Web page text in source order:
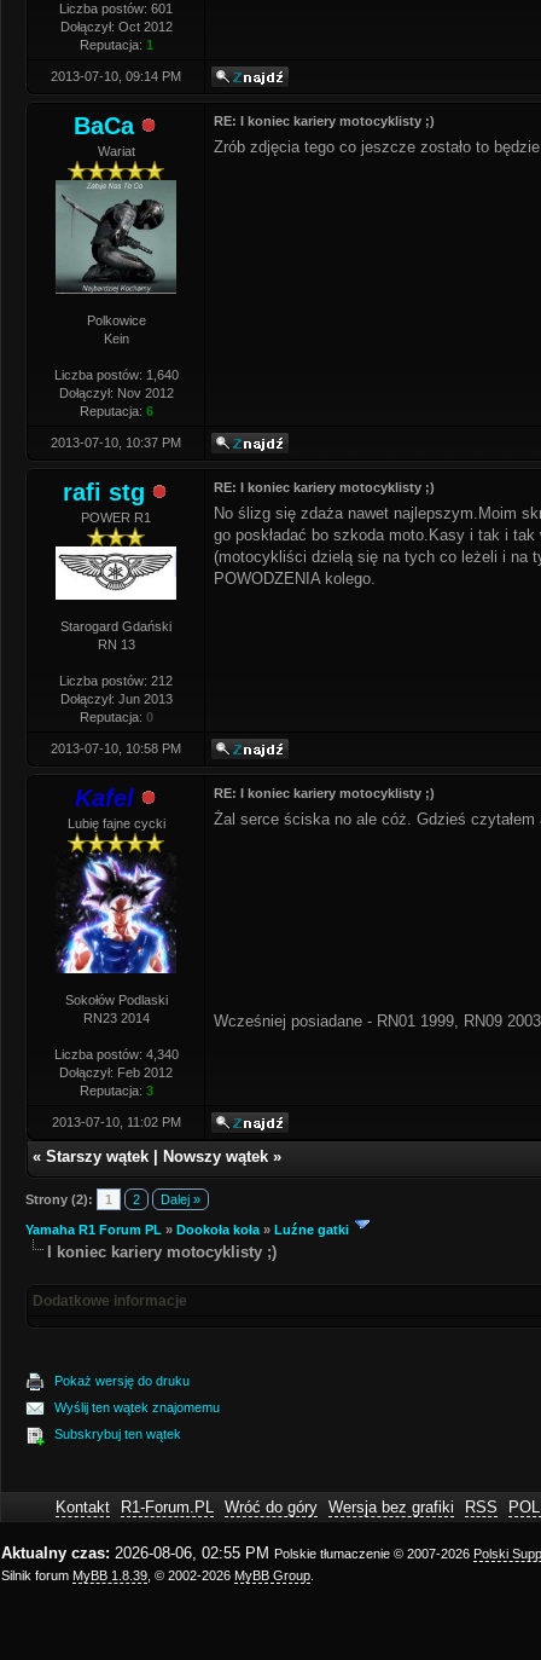
Liczba postów: 601
Dołączył: Oct 2012
Reputacja: 1
2013-07-10, 09:14 PM
BaCa
Wariat
Polkowice
Kein
Liczba postów: 1,640
Dołączył: Nov 2012
Reputacja: 6
RE: I koniec kariery motocyklisty ;)
Zrób zdjęcia tego co jeszcze zostało to
2013-07-10, 10:37 PM
rafi stg
POWER R1
Starogard Gdański
RN 13
Liczba postów: 212
Dołączył: Jun 2013
Reputacja: 0
RE: I koniec kariery motocyklisty ;)
No ślizg się zdaża nawet najlepszym.Moim
go poskładać bo szkoda moto.Kasy i tak i
(motocykliści dzielą się na tych co leżeli i na
POWODZENIA kolego.
2013-07-10, 10:58 PM
Kafel
Lubię fajne cycki
Sokołów Podlaski
RN23 2014
Liczba postów: 4,340
Dołączył: Feb 2012
Reputacja: 3
RE: I koniec kariery motocyklisty ;)
Żal serce ściska no ale cóż. Gdzieś
Wcześniej posiadane - RN01 1999, RN09
2013-07-10, 11:02 PM
« Starszy wątek Nowszy wątek »
Strony (2): 1 2 Dalej »
Yamaha R1 Forum PL » Dookoła koła » Luźne gatki
I koniec kariery motocyklisty ;)
Dodatkowe informacje
Pokaż wersję do druku
Wyślij ten wątek znajomemu
Subskrybuj ten wątek
Kontakt R1-Forum.PL Wróć do góry Wersja bez grafiki RSS
Aktualny czas: 2026-08-06, 02:55 PM Polskie tłumaczenie © 2007-2026 Polski
Silnik forum MyBB 1.8.39 , © 2002-2026 MyBB Group